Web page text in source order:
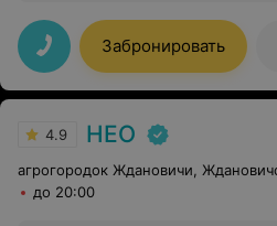
Уютная и комфортная атмосфера.
Забронировать
4.9 НЕО
до 20:00